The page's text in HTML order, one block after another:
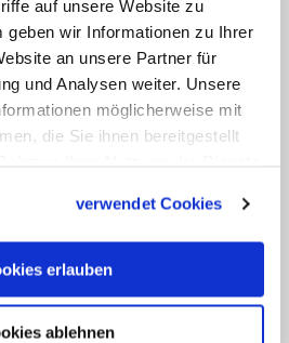
auf unsere Website zu
geben wir Informationen zu Ihrer
an unsere Partner für
und Analysen weiter. Unsere
möglicherweise mit
die Sie ihnen bereitgestellt
verwendet Cookies
erlauben
ablehnen
Beziehungen in
der Mafia oder KZs
leider gerade
Schönborn: "Diese
So zu
unangemessen."
"wie man
gegen die